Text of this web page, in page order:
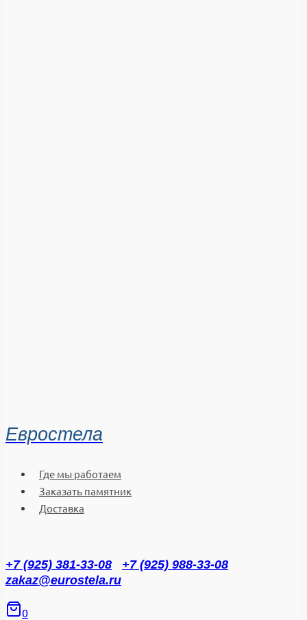
Евростела
Где мы работаем
Заказать памятник
Доставка
+7 (925) 381-33-08
+7 (925) 988-33-08
zakaz@eurostela.ru
0